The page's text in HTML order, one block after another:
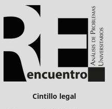
Cintillo legal